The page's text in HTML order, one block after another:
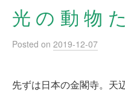
光 の 動 物
Posted on 2019-12-07
先ずは日本の金閣寺。天